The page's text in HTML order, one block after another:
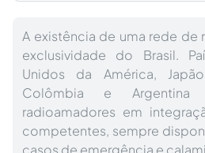
A existência de uma rede de
exclusividade do Brasil.
Unidos da América,
Colômbia e Argentina
radioamadores em
competentes, sempre
casos de emergência e